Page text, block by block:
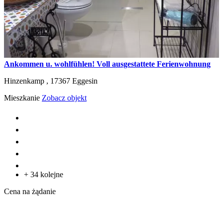
Ankommen u. wohlfühlen! Voll ausgestattete Ferienwohnung
Hinzenkamp , 17367 Eggesin
Mieszkanie Zobacz objekt
+ 34 kolejne
Cena na żądanie